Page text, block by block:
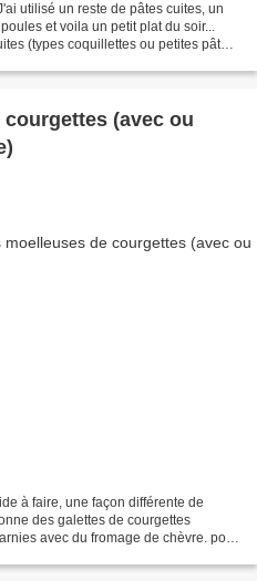
utilisé un reste de pâtes cuites, un
et voila un petit plat du soir...
(types coquillettes ou petites pâtes)
(avec ou
à faire, une façon différente de
des galettes de courgettes
avec du fromage de chèvre. pour